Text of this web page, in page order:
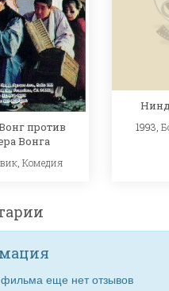
против
Вонга
,Комедия
1993,
фильма еще нет отзывов